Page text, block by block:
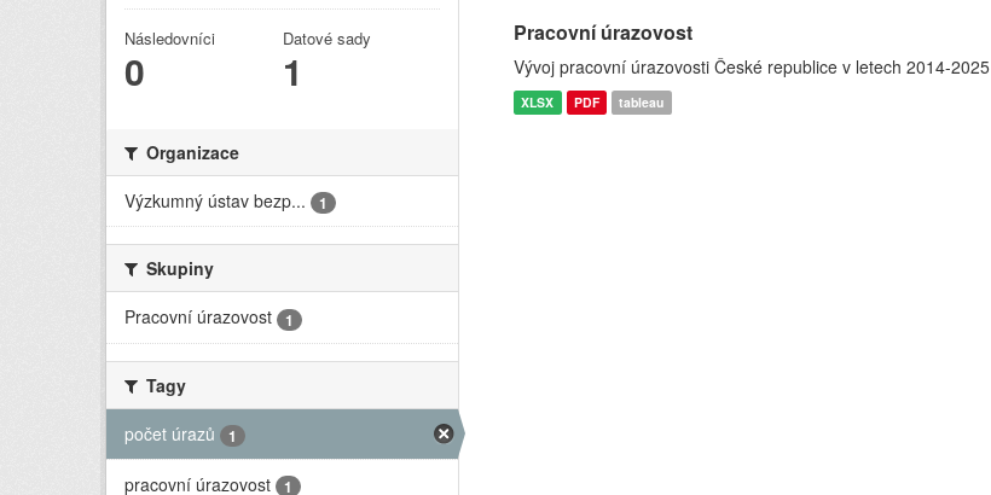
Následovníci
0
Datové sady
1
Organizace
Výzkumný ústav bezp...
1
Skupiny
Pracovní úrazovost
1
Tagy
počet úrazů
1
pracovní úrazovost 1
Pracovní úrazovost
Vývoj pracovní úrazovosti České republice v letech 2014-2025
XLSX PDF tableau